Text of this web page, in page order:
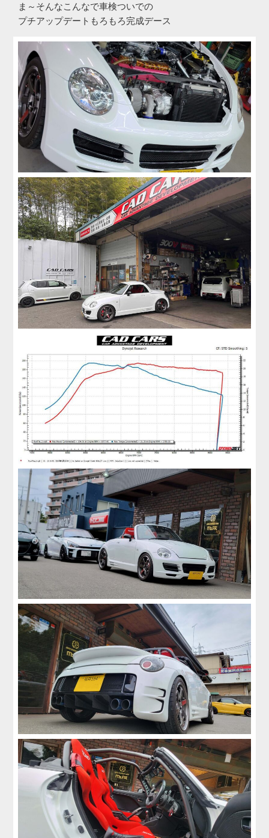
ま～そんなこんなで車検ついでの
プチアップデートもろもろ完成デース